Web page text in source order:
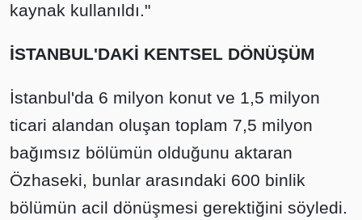
kaynak kullanıldı."
İSTANBUL'DAKİ KENTSEL DÖNÜŞÜM
İstanbul'da 6 milyon konut ve 1,5 milyon
ticari alandan oluşan toplam 7,5 milyon
bağımsız bölümün olduğunu aktaran
Özhaseki, bunlar arasındaki 600 binlik
bölümün acil dönüşmesi gerektiğini söyledi.